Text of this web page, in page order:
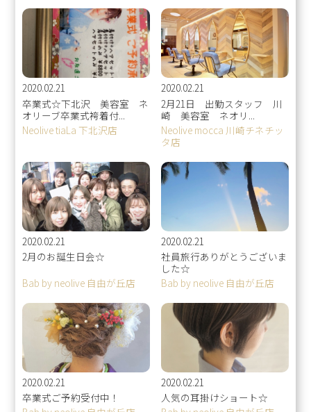
2020.02.21
卒業式☆下北沢 美容室 ネ
オリーブ卒業式袴着付...
Neolive tiaLa 下北沢店
2020.02.21
2月21日 出勤スタッフ 川
崎 美容室 ネオリ...
Neolive mocca 川崎チネチッ
タ店
2020.02.21
2月のお誕生日会☆
Bab by neolive 自由が丘店
2020.02.21
社員旅行ありがとうございま
した☆
Bab by neolive 自由が丘店
2020.02.21
卒業式ご予約受付中！
2020.02.21
人気の耳掛けショート☆